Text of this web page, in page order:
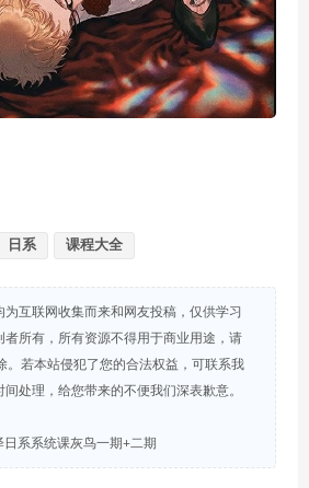
日系 课程大全
互联网收集而来和网友投稿，仅供学习
者所有，所有资源不得用于商业用途，请
。若本站侵犯了您的合法权益，可联系我
处理，给您带来的不便我们深表歉意。
日系系统课灰鸟一期+二期